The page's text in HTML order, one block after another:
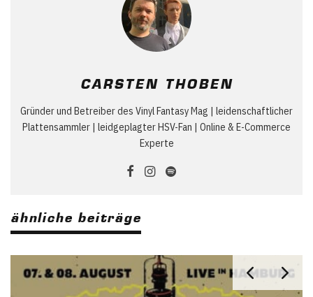
CARSTEN THOBEN
Gründer und Betreiber des Vinyl Fantasy Mag | leidenschaftlicher
Plattensammler | leidgeplagter HSV-Fan | Online & E-Commerce
Experte
ähnliche beiträge